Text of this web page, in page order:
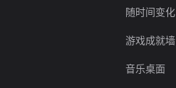
随时间变化
游戏成就墙
音乐桌面